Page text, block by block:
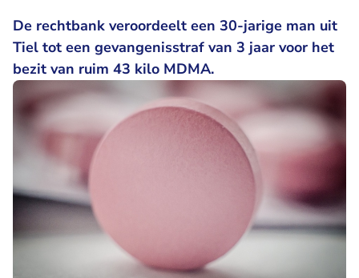
De rechtbank veroordeelt een 30-jarige man uit
Tiel tot een gevangenisstraf van 3 jaar voor het
bezit van ruim 43 kilo MDMA.